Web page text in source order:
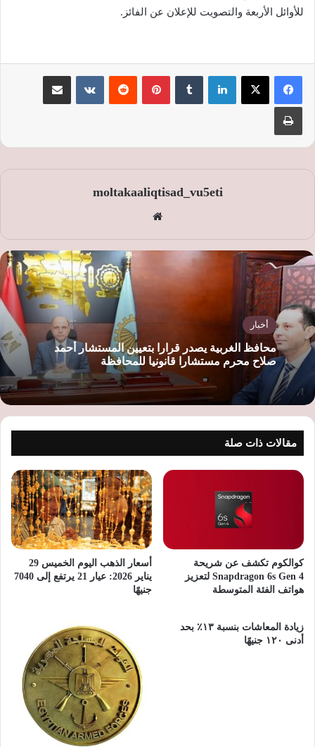
للأوائل الأربعة والتصويت للإعلان عن الفائز.
لينكدإن بينتيريست
moltakaaliqtisad_vu5eti
الوي
أخبار
محافظ الغربية يصدر قرارا بتعيين المستشار أحمد
صلاح محرم مستشارا قانونيا للمحافظة
مقالات ذات صلة
كوالكوم تكشف عن شريحة
Snapdragon 6s Gen 4 لتعزيز
هواتف الفئة المتوسطة
أسعار الذهب اليوم الخميس 29
يناير 2026: عيار 21 يرتفع إلى 7040
جنيهًا
زيادة المعاشات بنسبة ١٣٪ بحد
أدنى ١٢٠ جنيهًا